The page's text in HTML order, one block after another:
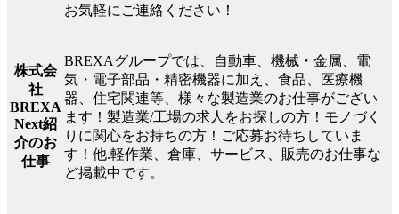
お気軽にご連絡ください！
株式会
社
BREXA
Next紹
介のお
仕事
BREXAグループでは、自動車、機械・金属、電
気・電子部品・精密機器に加え、食品、医療機
器、住宅関連等、様々な製造業のお仕事がござい
ます！製造業/工場の求人をお探しの方！モノづく
りに関心をお持ちの方！ご応募お待ちしていま
す！他.軽作業、倉庫、サービス、販売のお仕事な
ど掲載中です。